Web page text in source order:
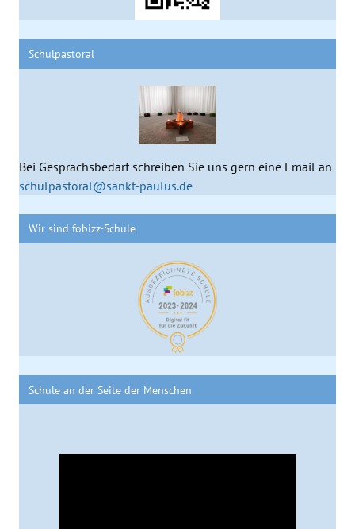
Schulpastoral
Bei Gesprächsbedarf schreiben Sie uns gern eine Email an
schulpastoral@sankt-paulus.de
Wir sind fobizz-Schule
Schule an der Seite der Menschen